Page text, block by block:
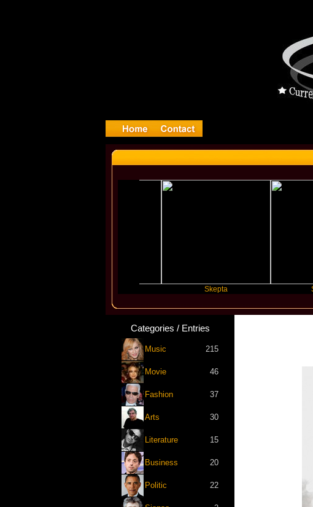
Slayyyer
Categories / Entries
Music 215
Movie 46
Fashion 37
Arts 30
Literature 15
Business 20
Politic 22